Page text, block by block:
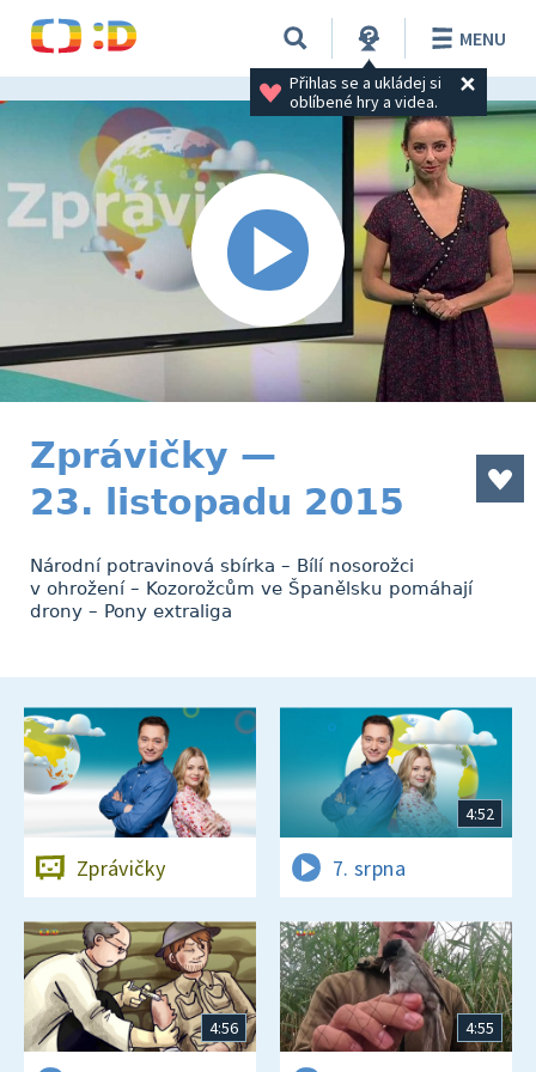
Přihlas se a ukládej si
oblíbené hry a videa.
MENU
Zprávičky —
23. listopadu 2015
Národní potravinová sbírka – Bílí nosorožci
v ohrožení – Kozorožcům ve Španělsku pomáhají
drony – Pony extraliga
Zprávičky
4:52
7. srpna
4:56 4:55